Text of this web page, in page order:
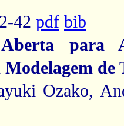
42 pdf bib
para
Modelagem de
Ozako,